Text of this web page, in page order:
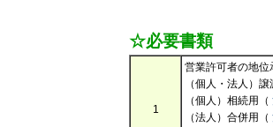
☆必要書類
1
営業許可者の地位
（個人・法人）
（個人）相続用（
（法人）合併用（